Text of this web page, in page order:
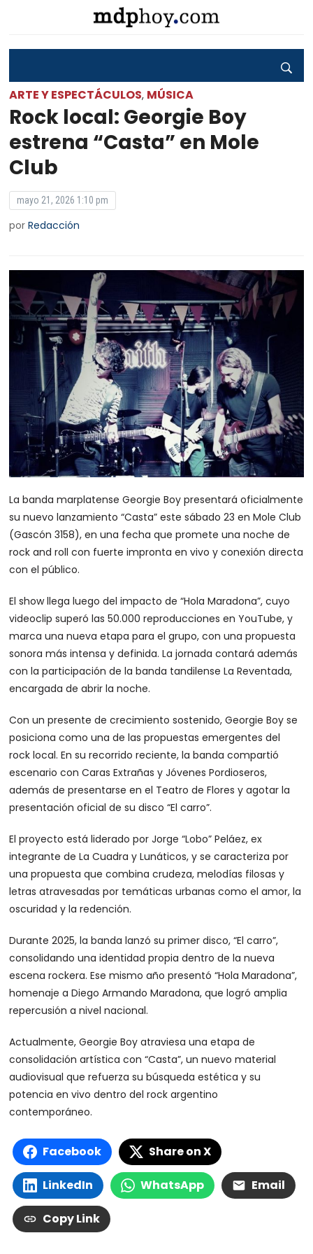
ARTE Y ESPECTÁCULOS, MÚSICA
Rock local: Georgie Boy
estrena “Casta” en Mole
Club
mayo 21, 2026 1:10 pm
porRedacción
La banda marplatense Georgie Boy presentará oficialmente
su nuevo lanzamiento “Casta” este sábado 23 en Mole Club
(Gascón 3158), en una fecha que promete una noche de
rock and roll con fuerte impronta en vivo y conexión directa
con el público.
El show llega luego del impacto de “Hola Maradona”, cuyo
videoclip superó las 50.000 reproducciones en YouTube, y
marca una nueva etapa para el grupo, con una propuesta
sonora más intensa y definida. La jornada contará además
con la participación de la banda tandilense La Reventada,
encargada de abrir la noche.
Con un presente de crecimiento sostenido, Georgie Boy se
posiciona como una de las propuestas emergentes del
rock local. En su recorrido reciente, la banda compartió
escenario con Caras Extrañas y Jóvenes Pordioseros,
además de presentarse en el Teatro de Flores y agotar la
presentación oficial de su disco “El carro”.
El proyecto está liderado por Jorge “Lobo” Peláez, ex
integrante de La Cuadra y Lunáticos, y se caracteriza por
una propuesta que combina crudeza, melodías filosas y
letras atravesadas por temáticas urbanas como el amor, la
oscuridad y la redención.
Durante 2025, la banda lanzó su primer disco, “El carro”,
consolidando una identidad propia dentro de la nueva
escena rockera. Ese mismo año presentó “Hola Maradona”,
homenaje a Diego Armando Maradona, que logró amplia
repercusión a nivel nacional.
Actualmente, Georgie Boy atraviesa una etapa de
consolidación artística con “Casta”, un nuevo material
audiovisual que refuerza su búsqueda estética y su
potencia en vivo dentro del rock argentino
contemporáneo.
Facebook Share on X
LinkedIn WhatsApp Email
Copy Link